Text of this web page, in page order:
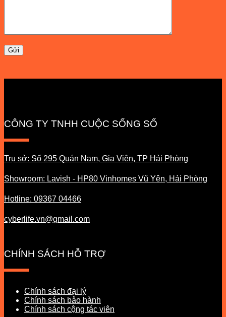
CÔNG TY TNHH CUỘC SỐNG SỐ
Trụ sở: Số 295 Quán Nam, Gia Viên, TP Hải Phòng
Showroom: Lavish - HP80 Vinhomes Vũ Yên, Hải Phòng
Hotline: 09367 04466
cyberlife.vn@gmail.com
CHÍNH SÁCH HỖ TRỢ
Chính sách đại lý
Chính sách bảo hành
Chính sách cộng tác viên